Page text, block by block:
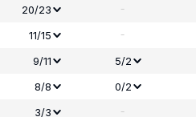
20/23 -
11/15 -
9/11
5/2
8/8
0/2
3/3 -